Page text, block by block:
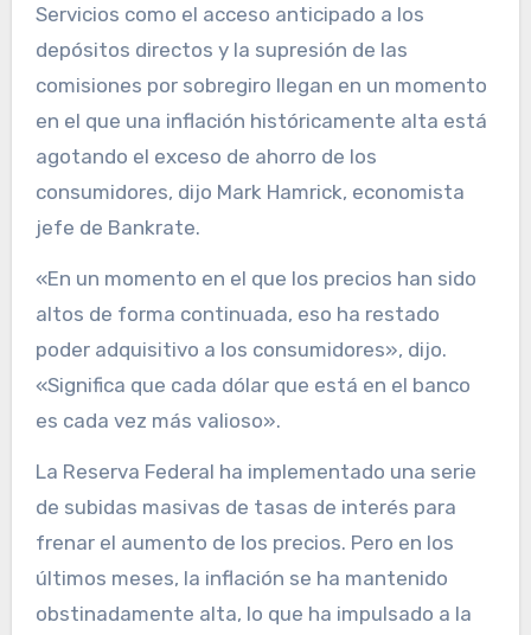
Servicios como el acceso anticipado a los
depósitos directos y la supresión de las
comisiones por sobregiro llegan en un momento
en el que una inflación históricamente alta está
agotando el exceso de ahorro de los
consumidores, dijo Mark Hamrick, economista
jefe de Bankrate.
«En un momento en el que los precios han sido
altos de forma continuada, eso ha restado
poder adquisitivo a los consumidores», dijo.
«Significa que cada dólar que está en el banco
es cada vez más valioso».
La Reserva Federal ha implementado una serie
de subidas masivas de tasas de interés para
frenar el aumento de los precios. Pero en los
últimos meses, la inflación se ha mantenido
obstinadamente alta, lo que ha impulsado a la